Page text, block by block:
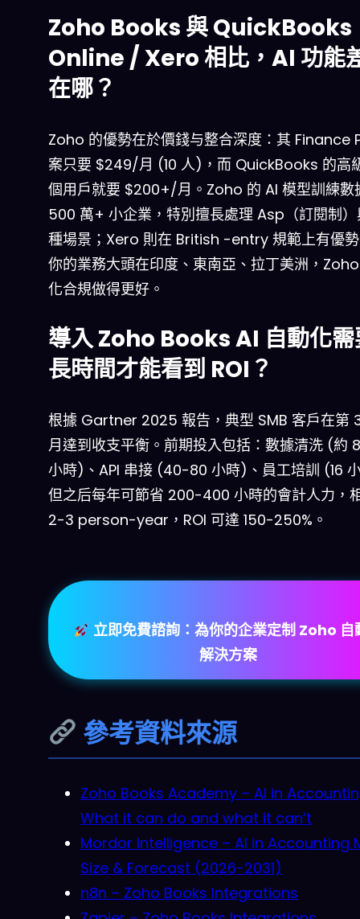
Zoho Books 與 QuickBooks
Online / Xero 相比，AI 功能
在哪？
Zoho 的優勢在於價錢与整合深度：其 Finance
案只要 $249/月 (10 人)，而 QuickBooks 的高
個用戶就要 $200+/月。Zoho 的 AI 模型訓練數
500 萬+ 小企業，特別擅長處理 Asp（訂閱制
種場景；Xero 則在 British -entry 規範上有優
你的業務大頭在印度、東南亞、拉丁美洲，
化合規做得更好。
導入 Zoho Books AI 自動化需
長時間才能看到 ROI？
根據 Gartner 2025 報告，典型 SMB 客戶在第
月達到收支平衡。前期投入包括：數據清洗 (約
小時)、API 串接 (40-80 小時)、員工培訓 (16
但之后每年可節省 200-400 小時的會計人力，
2-3 person-year，ROI 可達 150-250%。
立即免費諮詢：為你的企業定制 Zoho 自
解決方案
參考資料來源
Zoho Books Academy – AI in
What it can do and what it can’t
Mordor Intelligence – AI in Accounting
Size & Forecast (2026-2031)
n8n – Zoho Books Integrations